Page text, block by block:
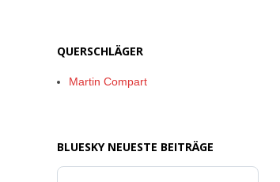
QUERSCHLÄGER
Martin Compart
BLUESKY NEUESTE BEITRÄGE